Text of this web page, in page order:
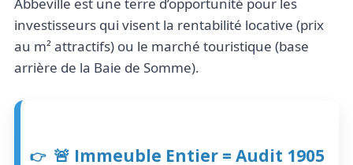
Abbeville est une terre d’opportunité pour les
investisseurs qui visent la rentabilité locative (prix
au m² attractifs) ou le marché touristique (base
arrière de la Baie de Somme).
🚨 Immeuble Entier = Audit 1905